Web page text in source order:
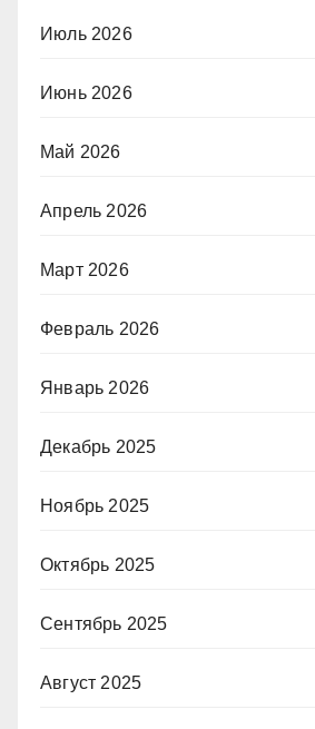
Июль 2026
Июнь 2026
Май 2026
Апрель 2026
Март 2026
Февраль 2026
Январь 2026
Декабрь 2025
Ноябрь 2025
Октябрь 2025
Сентябрь 2025
Август 2025